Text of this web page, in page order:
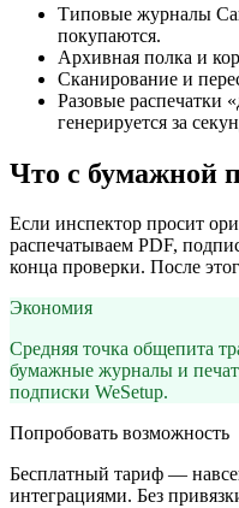
Типовые журналы
покупаются.
Архивная полка и
Сканирование и
Разовые распечатки
генерируется за
Что с бумажной
Если инспектор просит
распечатываем PDF,
конца проверки. После
Экономия
Средняя точка общепита
бумажные журналы и
подписки WeSetup.
Попробовать возможность
Бесплатный тариф —
интеграциями. Без